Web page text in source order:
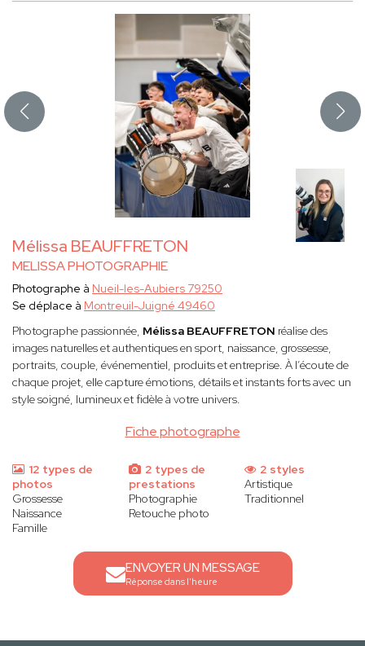
Mélissa BEAUFFRETON
MELISSA PHOTOGRAPHIE
Fiche photographe
Photographe à Nueil-les-Aubiers 79250
Se déplace à Montreuil-Juigné 49460
Photographe passionnée, Mélissa BEAUFFRETON réalise des
images naturelles et authentiques en sport, naissance, grossesse,
portraits, couple, événementiel, produits et entreprise. À l’écoute de
chaque projet, elle capture émotions, détails et instants forts avec un
style soigné, lumineux et fidèle à votre univers.
12 types de
photos
Grossesse
Naissance
Famille
2 types de
prestations
Photographie
Retouche photo
2 styles
Artistique
Traditionnel
ENVOYER UN MESSAGE
Réponse dans l'heure